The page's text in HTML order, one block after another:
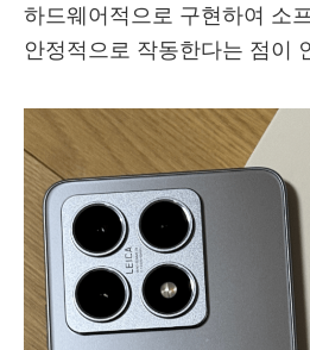
하드웨어적으로 구현하여 소
안정적으로 작동한다는 점이